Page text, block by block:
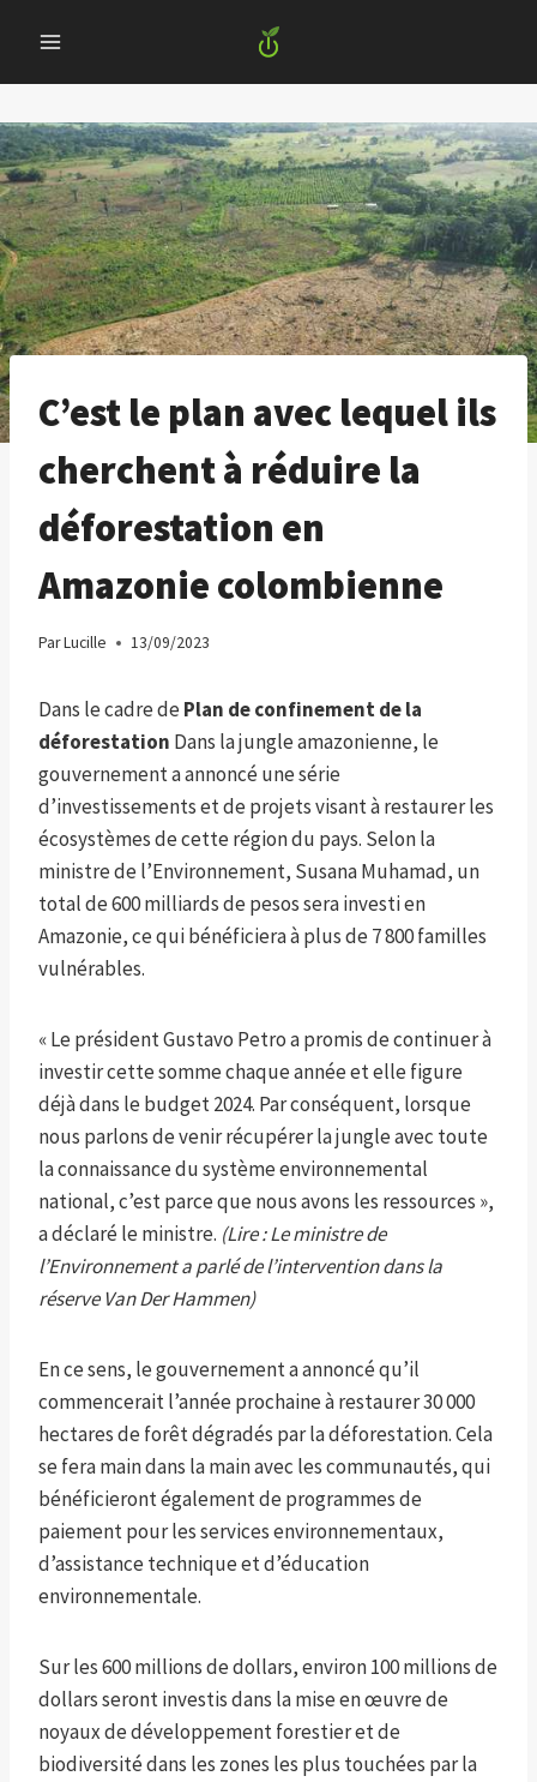
content
C’est le plan avec lequel ils
cherchent à réduire la
déforestation en
Amazonie colombienne
ParLucille 13/09/2023
Dans le cadre de Plan de confinement de la
déforestation Dans la jungle amazonienne, le
gouvernement a annoncé une série
d’investissements et de projets visant à restaurer les
écosystèmes de cette région du pays. Selon la
ministre de l’Environnement, Susana Muhamad, un
total de 600 milliards de pesos sera investi en
Amazonie, ce qui bénéficiera à plus de 7 800 familles
vulnérables.
« Le président Gustavo Petro a promis de continuer à
investir cette somme chaque année et elle figure
déjà dans le budget 2024. Par conséquent, lorsque
nous parlons de venir récupérer la jungle avec toute
la connaissance du système environnemental
national, c’est parce que nous avons les ressources »,
a déclaré le ministre. (Lire : Le ministre de
l’Environnement a parlé de l’intervention dans la
réserve Van Der Hammen)
En ce sens, le gouvernement a annoncé qu’il
commencerait l’année prochaine à restaurer 30 000
hectares de forêt dégradés par la déforestation. Cela
se fera main dans la main avec les communautés, qui
bénéficieront également de programmes de
paiement pour les services environnementaux,
d’assistance technique et d’éducation
environnementale.
Sur les 600 millions de dollars, environ 100 millions de
dollars seront investis dans la mise en œuvre de
noyaux de développement forestier et de
biodiversité dans les zones les plus touchées par la